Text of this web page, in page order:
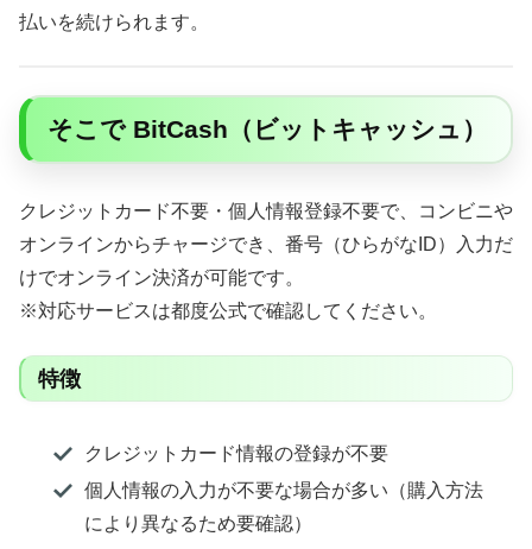
払いを続けられます。
そこで BitCash（ビットキャッシュ）
クレジットカード不要・個人情報登録不要で、コンビニや
オンラインからチャージでき、番号（ひらがなID）入力だ
けでオンライン決済が可能です。
※対応サービスは都度公式で確認してください。
特徴
クレジットカード情報の登録が不要
個人情報の入力が不要な場合が多い（購入方法
により異なるため要確認）